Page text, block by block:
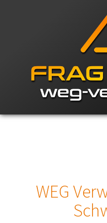
WEG